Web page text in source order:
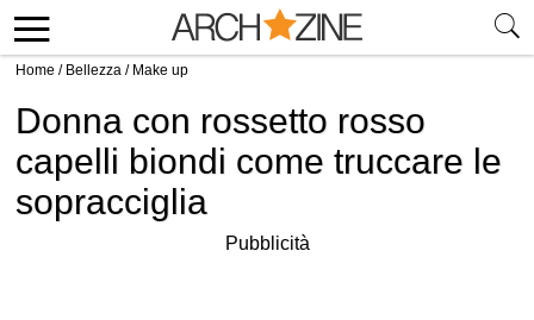
Home / Bellezza / Make up
Donna con rossetto rosso
capelli biondi come truccare le
sopracciglia
Pubblicità